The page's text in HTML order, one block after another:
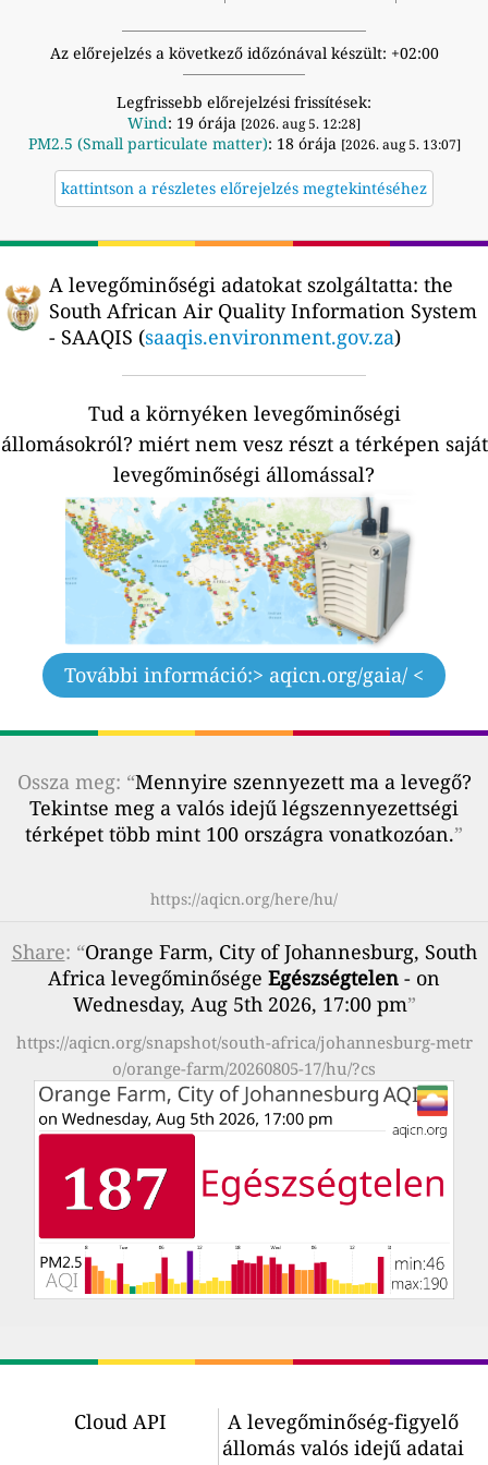
Az előrejelzés a következő időzónával készült: +02:00
Legfrissebb előrejelzési frissítések:
Wind: 19 órája [2026. aug 5. 12:28]
PM2.5 (Small particulate matter): 18 órája [2026. aug 5. 13:07]
kattintson a részletes előrejelzés megtekintéséhez
A levegőminőségi adatokat szolgáltatta: the
South African Air Quality Information System
- SAAQIS (saaqis.environment.gov.za)
Tud a környéken levegőminőségi
állomásokról? miért nem vesz részt a térképen saját
levegőminőségi állomással?
További információ:> aqicn.org/gaia/ <
Ossza meg: “Mennyire szennyezett ma a levegő?
Tekintse meg a valós idejű légszennyezettségi
térképet több mint 100 országra vonatkozóan.”
https://aqicn.org/here/hu/
Share: “Orange Farm, City of Johannesburg, South
Africa levegőminősége Egészségtelen - on
Wednesday, Aug 5th 2026, 17:00 pm”
https://aqicn.org/snapshot/south-africa/johannesburg-metr
o/orange-farm/20260805-17/hu/?cs
Cloud API
A levegőminőség-figyelő
állomás valós idejű adatai